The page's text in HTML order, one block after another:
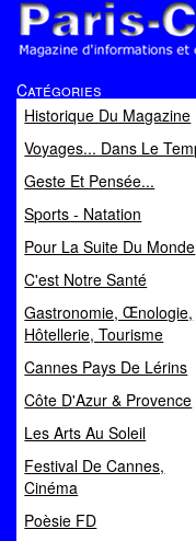
Magazine
Catégories
Historique Du Magazine
Voyages... Dans Le
Geste Et Pensée...
Sports - Natation
Pour La Suite Du Monde
C'est Notre Santé
Gastronomie, Œnologie,
Hôtellerie, Tourisme
Cannes Pays De Lérins
Côte D'Azur & Provence
Les Arts Au Soleil
Festival De Cannes,
Cinéma
Poèsie FD